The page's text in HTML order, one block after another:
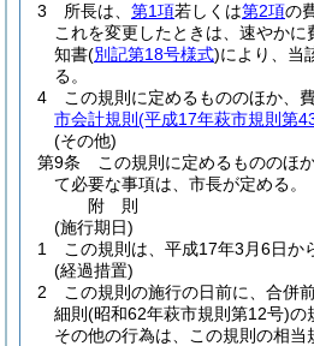
3
所長は、 第1項若しくは第2項の
これを変更したときは、速やかに
知書(別記第18号様式)により、当
る。
4
この規則に定めるもののほか、
市会計規則 (平成17年萩市規則第
(その他)
第9条
この規則に定めるもののほ
て必要な事項は、市長が定める。
附 則
(施行期日)
1
この規則は、平成17年3月6日か
(経過措置)
2
この規則の施行の日前に、合併
細則 (昭和62年萩市規則第12号)の
その他の行為は、この規則の相